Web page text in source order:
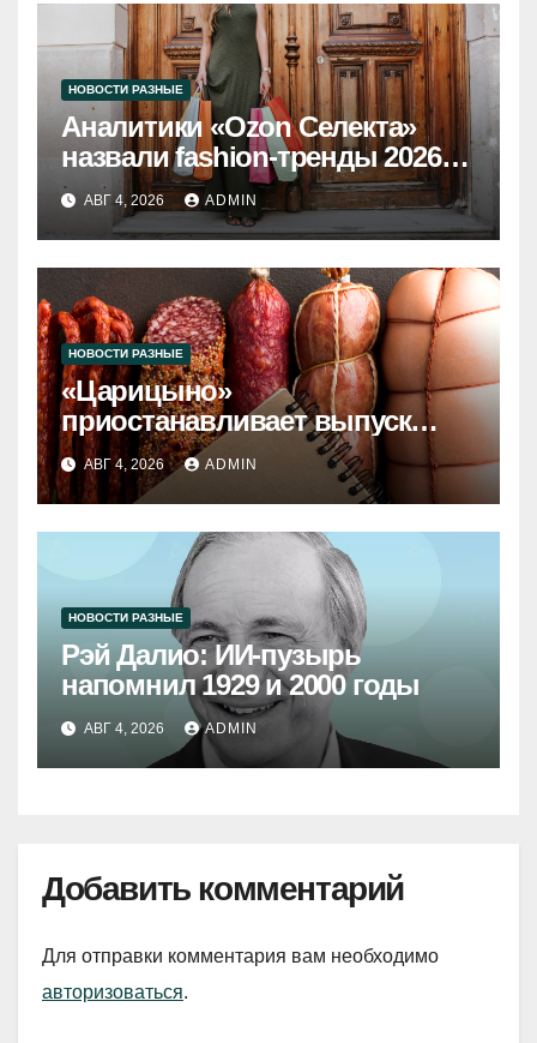
НОВОСТИ РАЗНЫЕ
Аналитики «Ozon Селекта»
назвали fashion-тренды 2026
года
АВГ 4, 2026 ADMIN
НОВОСТИ РАЗНЫЕ
«Царицыно»
приостанавливает выпуск
продукции
АВГ 4, 2026 ADMIN
НОВОСТИ РАЗНЫЕ
Рэй Далио: ИИ-пузырь
напомнил 1929 и 2000 годы
АВГ 4, 2026 ADMIN
Добавить комментарий
Для отправки комментария вам необходимо
авторизоваться.